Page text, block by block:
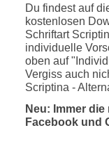
Du findest auf
kostenlosen
Schriftart
individuelle
oben auf
Vergiss auch
Scriptina -
Neu: Immer
Facebook und